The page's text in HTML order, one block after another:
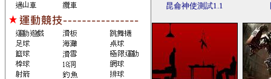
昆侖神使測試1.1